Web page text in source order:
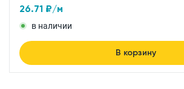
26.71 ₽/м
в наличии
В корзину